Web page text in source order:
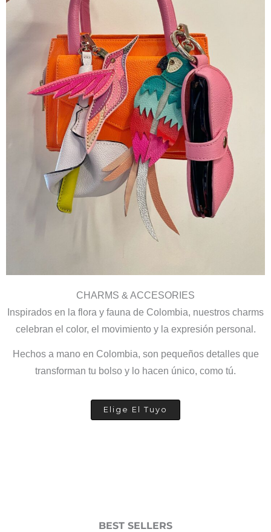
CHARMS & ACCESORIES
Inspirados en la flora y fauna de Colombia, nuestros charms
celebran el color, el movimiento y la expresión personal.
Hechos a mano en Colombia, son pequeños detalles que
transforman tu bolso y lo hacen único, como tú.
Elige El Tuyo
BEST SELLERS